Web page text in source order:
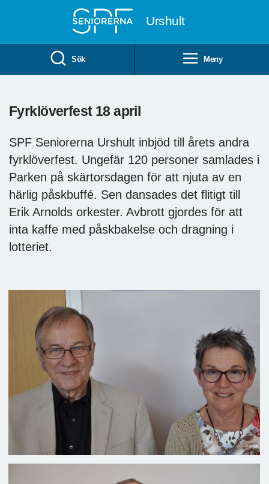
Urshult
Sök Meny
Fyrklöverfest 18 april
SPF Seniorerna Urshult inbjöd till årets andra
fyrklöverfest. Ungefär 120 personer samlades i
Parken på skärtorsdagen för att njuta av en
härlig påskbuffé. Sen dansades det flitigt till
Erik Arnolds orkester. Avbrott gjordes för att
inta kaffe med påskbakelse och dragning i
lotteriet.